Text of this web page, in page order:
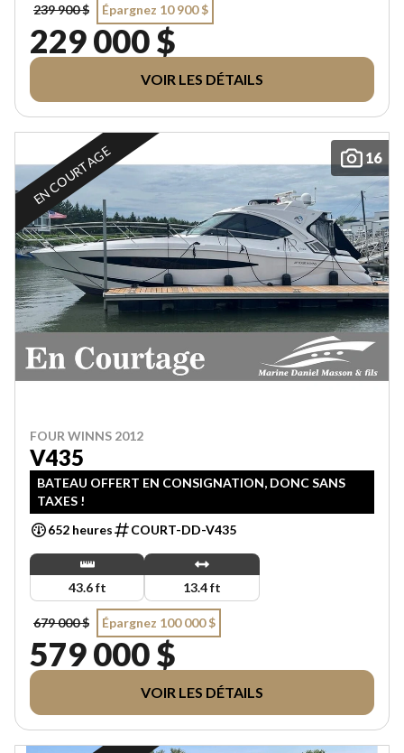
239 900 $ Épargnez 10 900 $
229 000 $
VOIR LES DÉTAILS
16
EN COURTAGE
FOUR WINNS 2012
V435
BATEAU OFFERT EN CONSIGNATION, DONC SANS
TAXES !
652 heures
COURT-DD-V435
43.6 ft 13.4 ft
679 000 $ Épargnez 100 000 $
579 000 $
VOIR LES DÉTAILS